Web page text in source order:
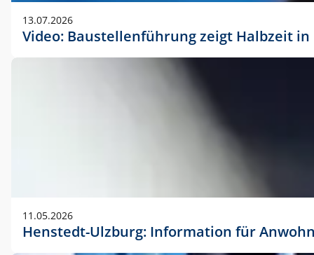
13.07.2026
Video: Baustellenführung zeigt Halbzeit
11.05.2026
Henstedt-Ulzburg: Information für